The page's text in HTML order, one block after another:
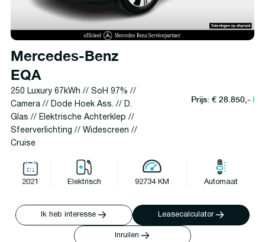
Mercedes-Benz
EQA
250 Luxury 67kWh // SoH 97% //
Camera // Dode Hoek Ass. // D.
Glas // Elektrische Achterklep //
Sfeerverlichting // Widescreen //
Cruise
Prijs: € 28.850,-l
2021 Elektrisch 92734 KM Automaat
Ik heb interesse Leasecalculator
Inruilen